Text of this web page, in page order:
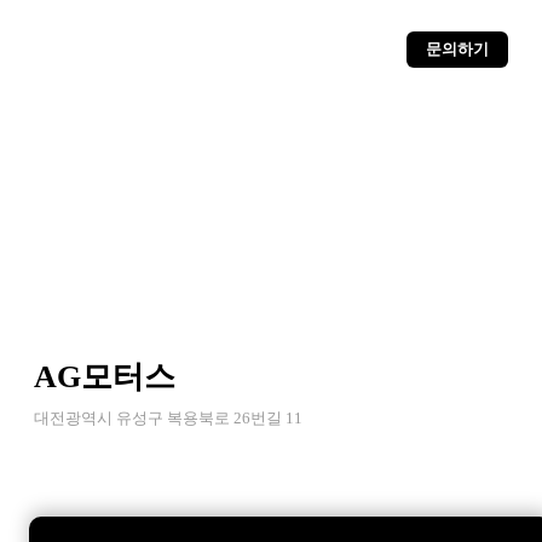
문의하기
AG모터스
대전광역시 유성구 복용북로 26번길 11